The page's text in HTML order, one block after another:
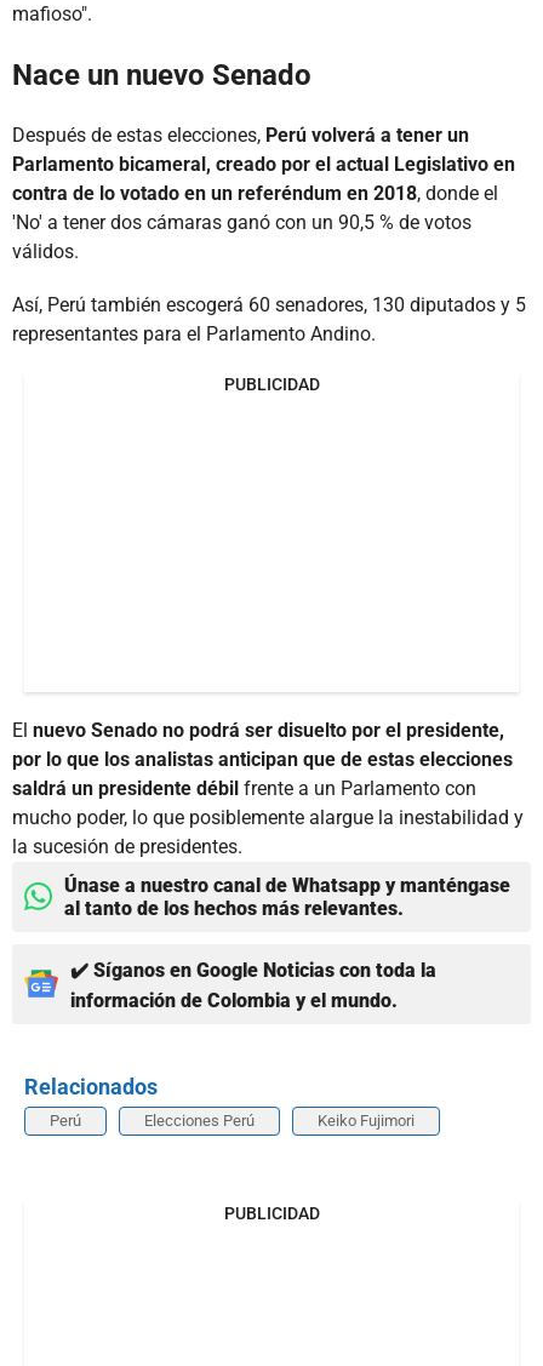
mafioso".
Nace un nuevo Senado
Después de estas elecciones, Perú volverá a tener un
Parlamento bicameral, creado por el actual Legislativo en
contra de lo votado en un referéndum en 2018, donde el
'No' a tener dos cámaras ganó con un 90,5 % de votos
válidos.
Así, Perú también escogerá 60 senadores, 130 diputados y 5
representantes para el Parlamento Andino.
PUBLICIDAD
El nuevo Senado no podrá ser disuelto por el presidente,
por lo que los analistas anticipan que de estas elecciones
saldrá un presidente débil frente a un Parlamento con
mucho poder, lo que posiblemente alargue la inestabilidad y
la sucesión de presidentes.
Únase a nuestro canal de Whatsapp y manténgase
al tanto de los hechos más relevantes.
✔️ Síganos en Google Noticias con toda la
información de Colombia y el mundo.
Relacionados
Perú Elecciones Perú Keiko Fujimori
PUBLICIDAD